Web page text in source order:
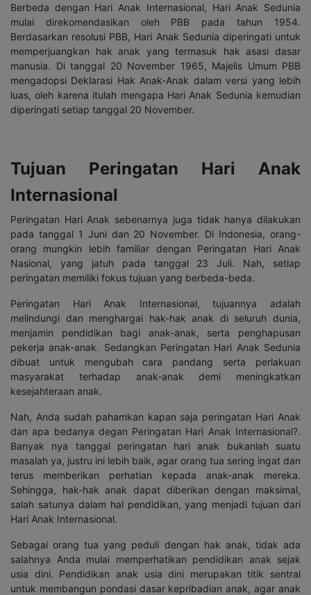
Berbeda dengan Hari Anak Internasional, Hari Anak Sedunia
mulai direkomendasikan oleh PBB pada tahun 1954.
Berdasarkan resolusi PBB, Hari Anak Sedunia diperingati untuk
memperjuangkan hak anak yang termasuk hak asasi dasar
manusia. Di tanggal 20 November 1965, Majelis Umum PBB
mengadopsi Deklarasi Hak Anak-Anak dalam versi yang lebih
luas, oleh karena itulah mengapa Hari Anak Sedunia kemudian
diperingati setiap tanggal 20 November.
Tujuan Peringatan Hari Anak
Internasional
Peringatan Hari Anak sebenarnya juga tidak hanya dilakukan
pada tanggal 1 Juni dan 20 November. Di Indonesia, orang-
orang mungkin lebih familiar dengan Peringatan Hari Anak
Nasional, yang jatuh pada tanggal 23 Juli. Nah, setiap
peringatan memiliki fokus tujuan yang berbeda-beda.
Peringatan Hari Anak Internasional, tujuannya adalah
melindungi dan menghargai hak-hak anak di seluruh dunia,
menjamin pendidikan bagi anak-anak, serta penghapusan
pekerja anak-anak. Sedangkan Peringatan Hari Anak Sedunia
dibuat untuk mengubah cara pandang serta perlakuan
masyarakat terhadap anak-anak demi meningkatkan
kesejahteraan anak.
Nah, Anda sudah pahamkan kapan saja peringatan Hari Anak
dan apa bedanya degan Peringatan Hari Anak Internasional?.
Banyak nya tanggal peringatan hari anak bukanlah suatu
masalah ya, justru ini lebih baik, agar orang tua sering ingat dan
terus memberikan perhatian kepada anak-anak mereka.
Sehingga, hak-hak anak dapat diberikan dengan maksimal,
salah satunya dalam hal pendidikan, yang menjadi tujuan dari
Hari Anak Internasional.
Sebagai orang tua yang peduli dengan hak anak, tidak ada
salahnya Anda mulai memperhatikan pendidikan anak sejak
usia dini. Pendidikan anak usia dini merupakan titik sentral
untuk membangun pondasi dasar kepribadian anak, agar anak